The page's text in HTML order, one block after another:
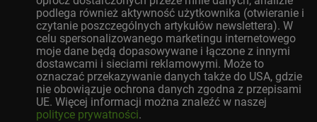
podlega również aktywność użytkownika (otwieranie i
czytanie poszczególnych artykułów newslettera). W
celu spersonalizowanego marketingu internetowego
moje dane będą dopasowywane i łączone z innymi
dostawcami i sieciami reklamowymi. Może to
oznaczać przekazywanie danych także do USA, gdzie
nie obowiązuje ochrona danych zgodna z przepisami
UE. Więcej informacji można znaleźć w naszej
polityce prywatności.